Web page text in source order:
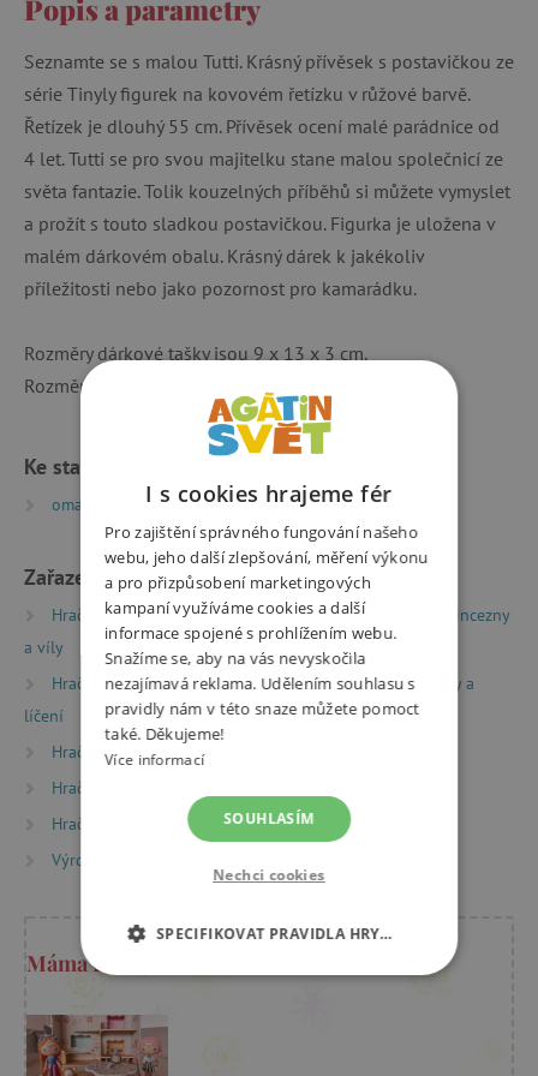
Popis a parametry
Seznamte se s malou Tutti. Krásný přívěsek s postavičkou ze
série Tinyly figurek na kovovém řetízku v růžové barvě.
Řetízek je dlouhý 55 cm. Přívěsek ocení malé parádnice od
4 let. Tutti se pro svou majitelku stane malou společnicí ze
světa fantazie. Tolik kouzelných příběhů si můžete vymyslet
a prožít s touto sladkou postavičkou. Figurka je uložena v
malém dárkovém obalu. Krásný dárek k jakékoliv
příležitosti nebo jako pozornost pro kamarádku.
Rozměry dárkové tašky jsou 9 x 13 x 3 cm.
Rozměry figurky jsou 3,5 cm.
Ke stažení
omalovánky Tinyly | PDF | 0.8 MB
Zařazeno v kategoriích
Hračky dle typu Herní světy
Djeco Tinyly - Princezny
a víly
Hračky dle typu
Drobné dárky
Šperky, ozdoby a
líčení
Hračky dle věku
Hračky dle věku
Hračky dle věku
Hry a hračky pro děti od 6 let
Výrobci
Máma Kristýna radí
I s cookies hrajeme fér
Pro zajištění správného fungování našeho
webu, jeho další zlepšování, měření výkonu
a pro přizpůsobení marketingových
kampaní využíváme cookies a další
informace spojené s prohlížením webu.
Snažíme se, aby na vás nevyskočila
nezajímavá reklama. Udělením souhlasu s
pravidly nám v této snaze můžete pomoct
také. Děkujeme!
Více informací
SOUHLASÍM
Nechci cookies
SPECIFIKOVAT PRAVIDLA HRY…
NEZBYTNĚ NUTNÉ COOKIES
ANALYTICKÉ COOKIES